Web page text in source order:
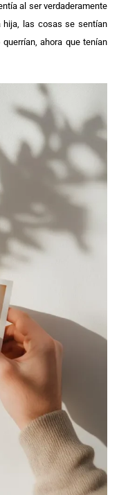
al ser verdaderamente
hija, las cosas se sentían
ahora que tenían